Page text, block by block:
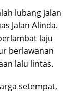
lubang jalan
Jalan Alinda.
laju
berlawanan
lalu lintas.
setempat,